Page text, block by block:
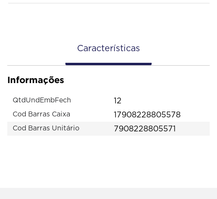
Características
Informações
QtdUndEmbFech 12
Cod Barras Caixa 17908228805578
Cod Barras Unitário 7908228805571